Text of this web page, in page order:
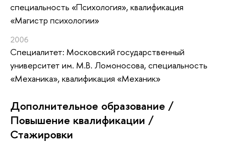
специальность «Психология», квалификация
«Магистр психологии»
2006
Специалитет: Московский государственный
университет им. М.В. Ломоносова, специальность
«Механика», квалификация «Механик»
Дополнительное образование /
Повышение квалификации /
Стажировки